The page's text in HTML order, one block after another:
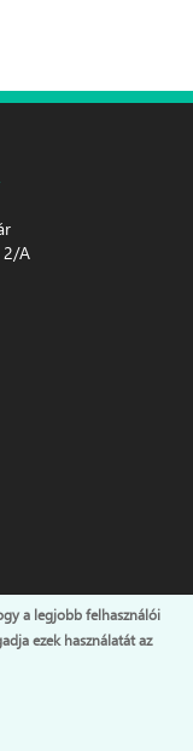
2/A
a legjobb felhasználói
ezek használatát az